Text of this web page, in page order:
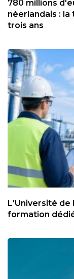
780 millions
néerlandais :
trois ans
L'Université de
formation